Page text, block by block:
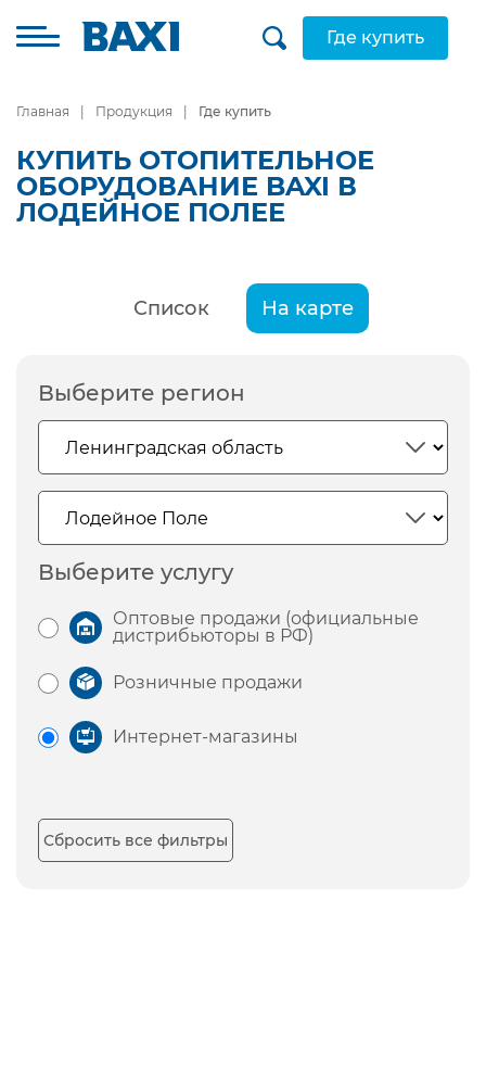
Где купить
Главная Продукция Где купить
КУПИТЬ ОТОПИТЕЛЬНОЕ
ОБОРУДОВАНИЕ BAXI В
ЛОДЕЙНОЕ ПОЛЕЕ
Список На карте
Выберите регион
Выберите услугу
Оптовые продажи (официальные
дистрибьюторы в РФ)
Розничные продажи
Интернет-магазины
Сбросить все фильтры